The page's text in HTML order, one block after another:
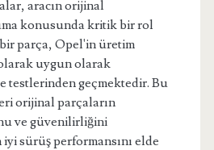
aracın orijinal
konusunda kritik bir rol
parça, Opel'in üretim
uygun olarak
testlerinden geçmektedir. Bu
orijinal parçaların
ve güvenilirliğini
sürüş performansını elde